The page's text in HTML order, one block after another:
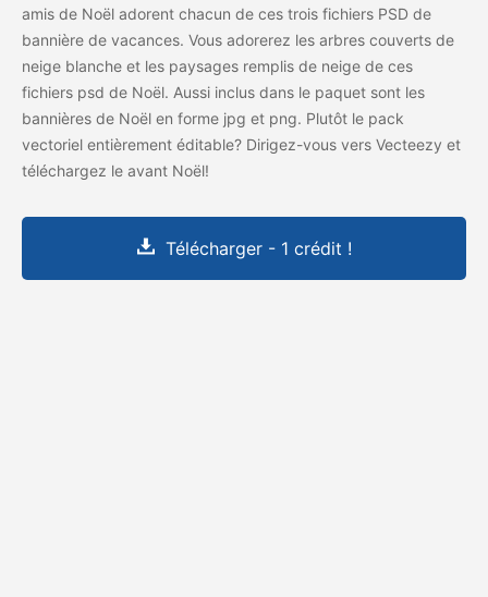
amis de Noël adorent chacun de ces trois fichiers PSD de
bannière de vacances. Vous adorerez les arbres couverts de
neige blanche et les paysages remplis de neige de ces
fichiers psd de Noël. Aussi inclus dans le paquet sont les
bannières de Noël en forme jpg et png. Plutôt le pack
vectoriel entièrement éditable? Dirigez-vous vers Vecteezy et
téléchargez le avant Noël!
Télécharger - 1 crédit !